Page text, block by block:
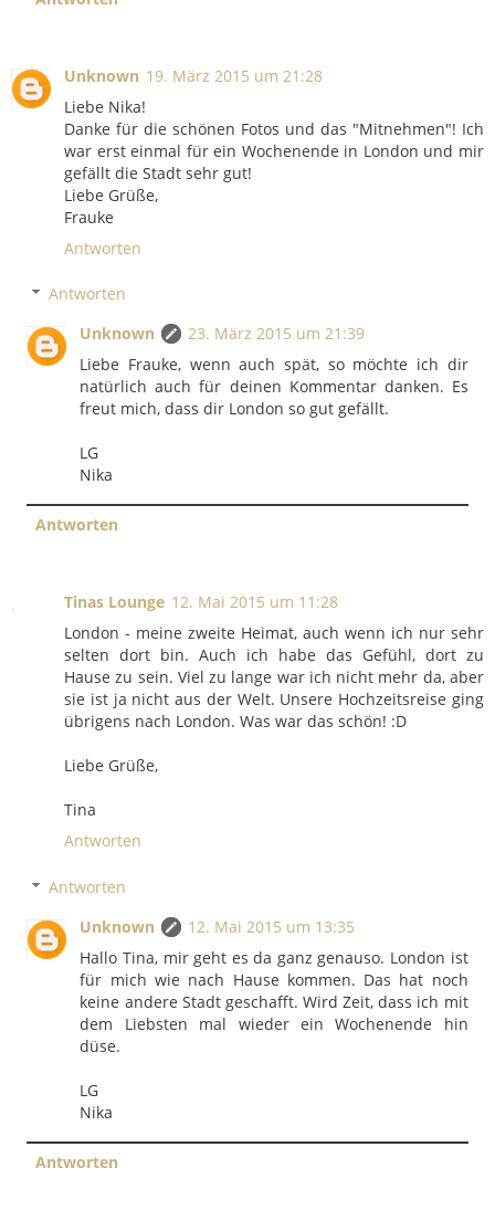
Unknown 19. März 2015 um 21:28
Liebe Nika!
Danke für die schönen Fotos und das "Mitnehmen"! Ich
war erst einmal für ein Wochenende in London und mir
gefällt die Stadt sehr gut!
Liebe Grüße,
Frauke
Antworten
Antworten
Unknown
23. März 2015 um 21:39
Liebe Frauke, wenn auch spät, so möchte ich dir
natürlich auch für deinen Kommentar danken. Es
freut mich, dass dir London so gut gefällt.
LG
Nika
Antworten
Tinas Lounge 12. Mai 2015 um 11:28
London - meine zweite Heimat, auch wenn ich nur sehr
selten dort bin. Auch ich habe das Gefühl, dort zu
Hause zu sein. Viel zu lange war ich nicht mehr da, aber
sie ist ja nicht aus der Welt. Unsere Hochzeitsreise ging
übrigens nach London. Was war das schön! :D
Liebe Grüße,
Tina
Antworten
Antworten
Unknown
12. Mai 2015 um 13:35
Hallo Tina, mir geht es da ganz genauso. London ist
für mich wie nach Hause kommen. Das hat noch
keine andere Stadt geschafft. Wird Zeit, dass ich mit
dem Liebsten mal wieder ein Wochenende hin
düse.
LG
Nika
Antworten